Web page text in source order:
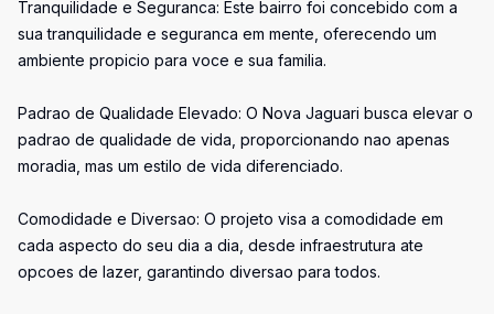
Tranquilidade e Seguranca: Este bairro foi concebido com a
sua tranquilidade e seguranca em mente, oferecendo um
ambiente propicio para voce e sua familia.
Padrao de Qualidade Elevado: O Nova Jaguari busca elevar o
padrao de qualidade de vida, proporcionando nao apenas
moradia, mas um estilo de vida diferenciado.
Comodidade e Diversao: O projeto visa a comodidade em
cada aspecto do seu dia a dia, desde infraestrutura ate
opcoes de lazer, garantindo diversao para todos.